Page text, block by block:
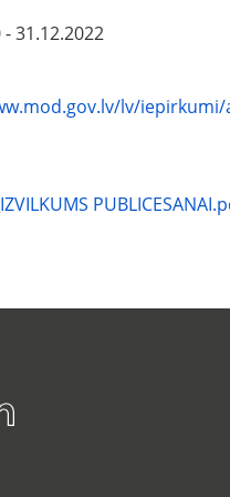
31.12.2022
lv/iepirkumi/